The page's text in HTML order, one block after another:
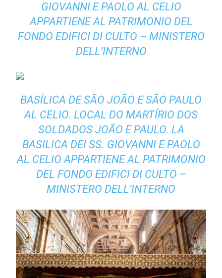
GIOVANNI E PAOLO AL CELIO
APPARTIENE AL PATRIMONIO DEL
FONDO EDIFICI DI CULTO – MINISTERO
DELL’INTERNO
BASÍLICA DE SÃO JOÃO E SÃO PAULO
AL CELIO. LOCAL DO MARTÍRIO DOS
SOLDADOS JOÃO E PAULO. LA
BASILICA DEI SS. GIOVANNI E PAOLO
AL CELIO APPARTIENE AL PATRIMONIO
DEL FONDO EDIFICI DI CULTO –
MINISTERO DELL’INTERNO